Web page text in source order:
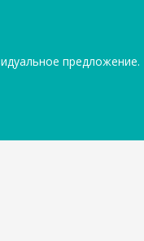
предложение.